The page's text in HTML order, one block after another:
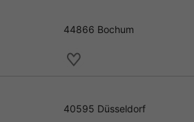
44866 Bochum
40595 Düsseldorf